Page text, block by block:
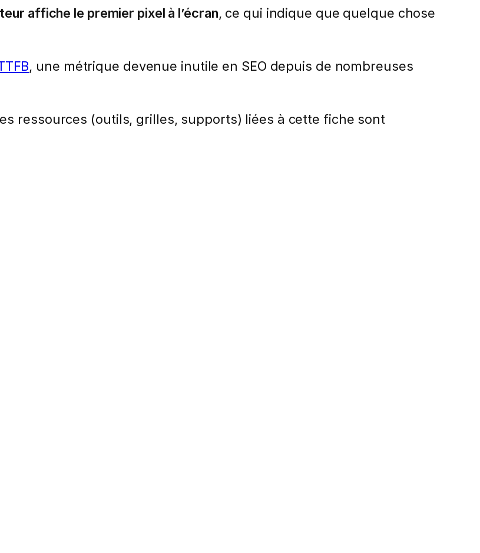
affiche le premier pixel à l’écran, ce qui indique que quelque chose
, une métrique devenue inutile en SEO depuis de nombreuses
ressources (outils, grilles, supports) liées à cette fiche sont